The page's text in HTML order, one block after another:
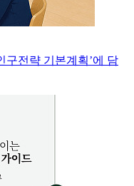
구전략 기본계획’에 담